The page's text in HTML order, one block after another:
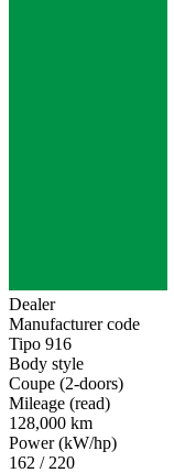
Dealer
Manufacturer code
Tipo 916
Body style
Coupe (2-doors)
Mileage (read)
128,000 km
Power (kW/hp)
162 / 220